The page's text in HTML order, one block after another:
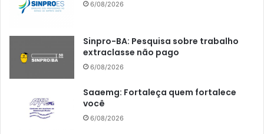
6/08/2026
Sinpro-BA: Pesquisa sobre trabalho
extraclasse não pago
6/08/2026
Saaemg: Fortaleça quem fortalece
você
6/08/2026